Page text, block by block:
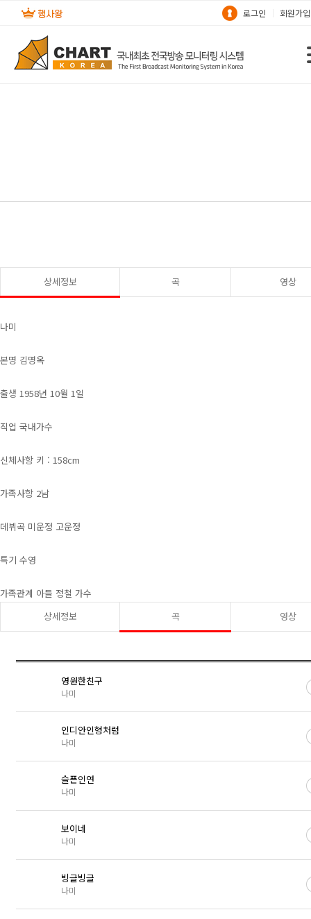
로그인 회원가입
상세정보 곡 영상
나미
본명 김명옥
출생 1958년 10월 1일
직업 국내가수
신체사항 키 : 158cm
가족사항 2남
데뷔곡 미운정 고운정
특기 수영
가족관계 아들 정철 가수
상세정보
곡 영상
영원한친구
나미
인디안인형처럼
나미
슬픈인연
나미
보이네
나미
빙글빙글
나미